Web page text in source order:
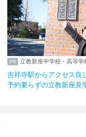
立教新座中学校・高等学
吉祥寺駅からアクセス良
予約要らずの立教新座見